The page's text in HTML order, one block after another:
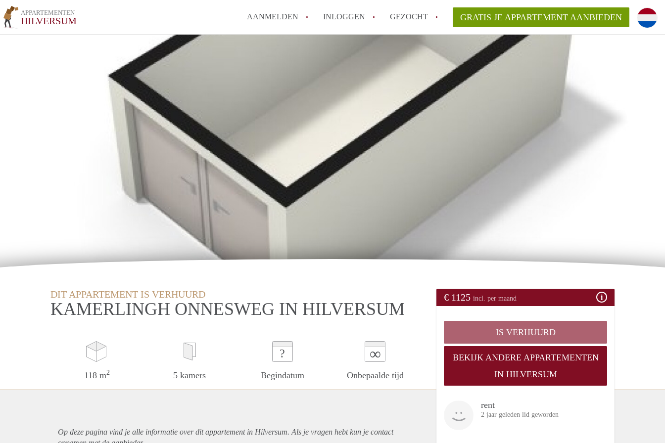
APPARTEMENTEN
HILVERSUM AANMELDEN INLOGGEN GEZOCHT GRATIS JE APPARTEMENT AANBIEDEN
DIT APPARTEMENT IS VERHUURD
KAMERLINGH ONNESWEG IN HILVERSUM
118 m2 5 kamers
?
Begindatum
∞
Onbepaalde tijd
€ 1125 incl. per maand
IS VERHUURD
BEKIJK ANDERE APPARTEMENTEN
IN HILVERSUM
rent
2 jaar geleden lid geworden
Op deze pagina vind je alle informatie over ditappartementin Hilversum. Als je vragen hebt kun je contact